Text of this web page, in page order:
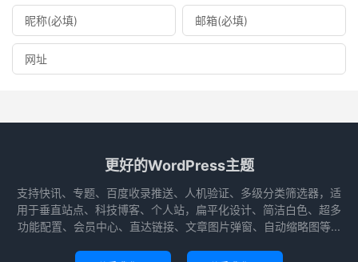
更好的WordPress主题
支持快讯、专题、百度收录推送、人机验证、多级分类筛选器，适
用于垂直站点、科技博客、个人站，扁平化设计、简洁白色、超多
功能配置、会员中心、直达链接、文章图片弹窗、自动缩略图等...